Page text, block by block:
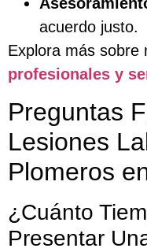
acuerdo justo.
Explora más sobre
profesionales y
Preguntas
Lesiones
Plomeros
¿Cuánto
Presentar